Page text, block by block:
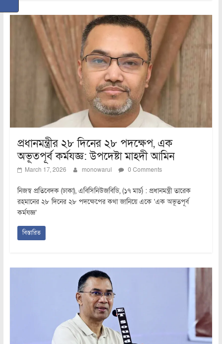
প্রধানমন্ত্রীর ২৮ দিনের ২৮ পদক্ষেপ, এক
অভূতপূর্ব কর্মযজ্ঞ: উপদেষ্টা মাহদী আমিন
March 17, 2026 monowarul 0 Comments
নিজস্ব প্রতিবেদক (ঢাকা), এবিসিনিউজবিডি, (১৭ মার্চ) : প্রধানমন্ত্রী তারেক
রহমানের ২৮ দিনের ২৮ পদক্ষেপের কথা জানিয়ে একে ‘এক অভূতপূর্ব
কর্মযজ্ঞ’
বিস্তারিত